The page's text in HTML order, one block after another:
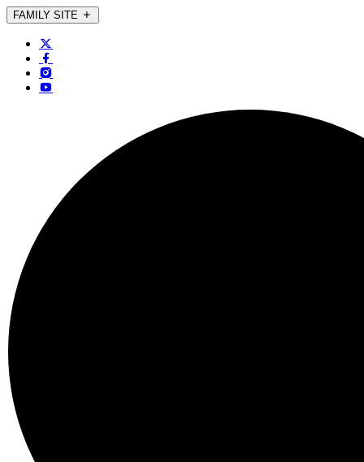
FAMILY SITE